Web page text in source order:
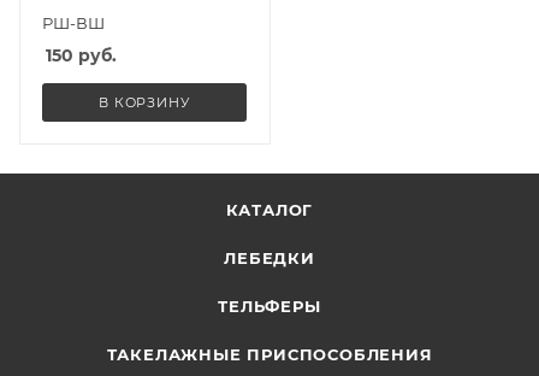
РШ-ВШ
150 руб.
В КОРЗИНУ
КАТАЛОГ
ЛЕБЕДКИ
ТЕЛЬФЕРЫ
ТАКЕЛАЖНЫЕ ПРИСПОСОБЛЕНИЯ